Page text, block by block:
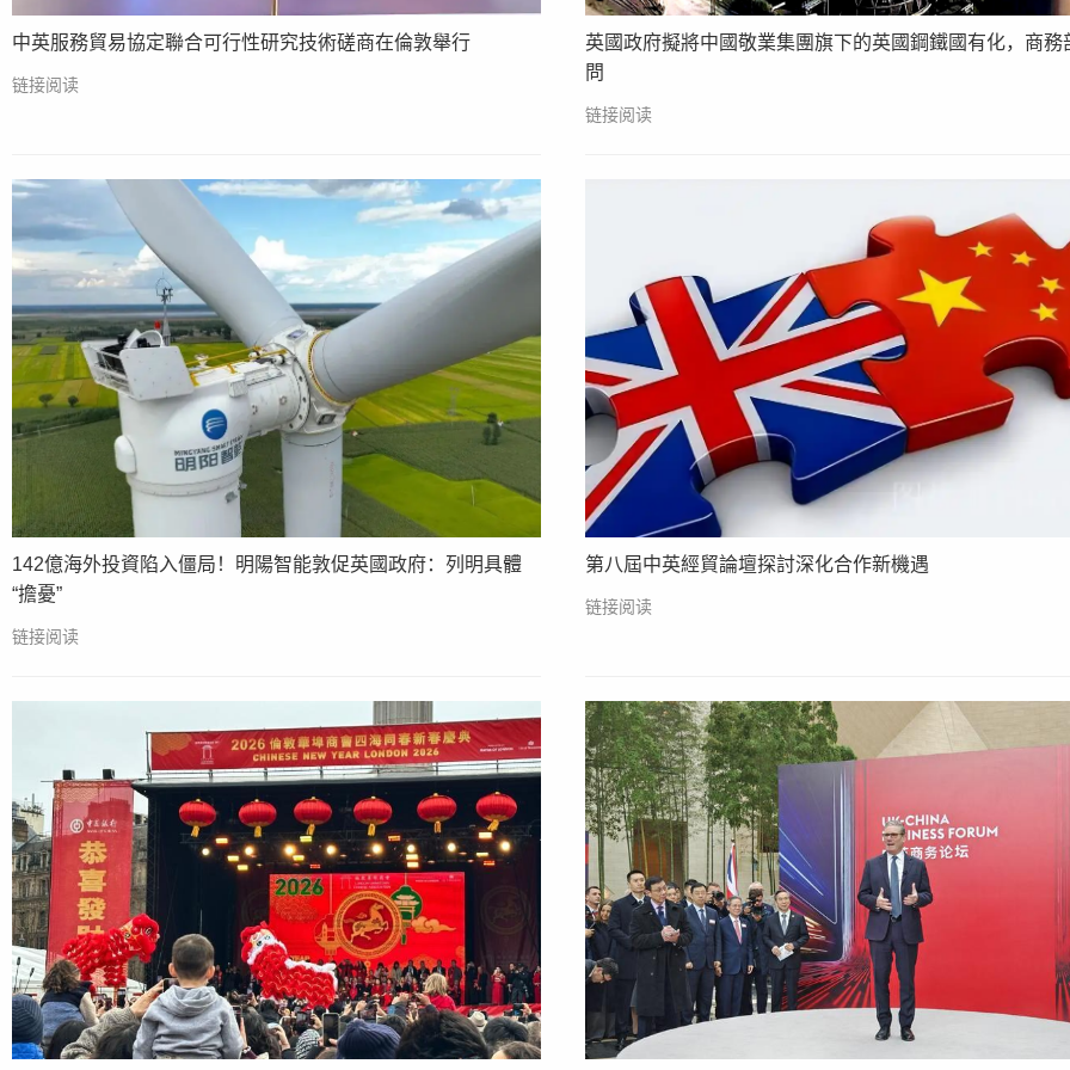
中英服務貿易協定聯合可行性研究技術磋商在倫敦舉行
链接阅读
英國政府擬將中國敬業集團旗下的英國鋼鐵國有化，商務
問
链接阅读
142億海外投資陷入僵局！明陽智能敦促英國政府：列明具體
“擔憂”
链接阅读
第八屆中英經貿論壇探討深化合作新機遇
链接阅读